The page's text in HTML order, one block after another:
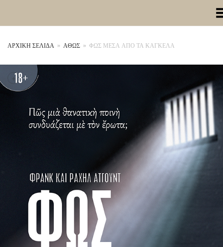
Toggle
ΑΡΧΙΚΉ ΣΕΛΊΔΑ » ΑΘΩΣ » ΦΩΣ ΜΕΣΑ ΑΠΟ ΤΑ ΚΑΓΚΕΛΑ
+